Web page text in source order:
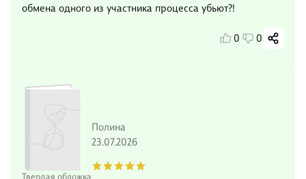
обмена одного из участника процесса убьют?!
0 0
Твердая обложка
Полина
23.07.2026